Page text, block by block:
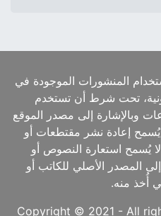
المنشورات الموجودة في
تحت شرط أن تستخدم
وبالإشارة إلى مصدر الموقع
إعادة نشر مقتطعات أو
استعارة النصوص أو
المصدر الأصلي للكاتب أو
أُخذ منه.